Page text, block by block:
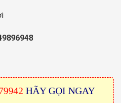
HÃY GỌI NGAY